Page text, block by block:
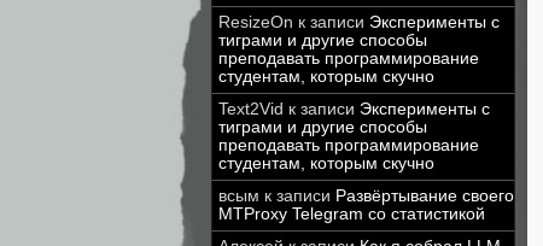
ResizeOn к записи Эксперименты с
тиграми и другие способы
преподавать программирование
студентам, которым скучно
Text2Vid к записи Эксперименты с
тиграми и другие способы
преподавать программирование
студентам, которым скучно
всым к записи Развёртывание своего
MTProxy Telegram со статистикой